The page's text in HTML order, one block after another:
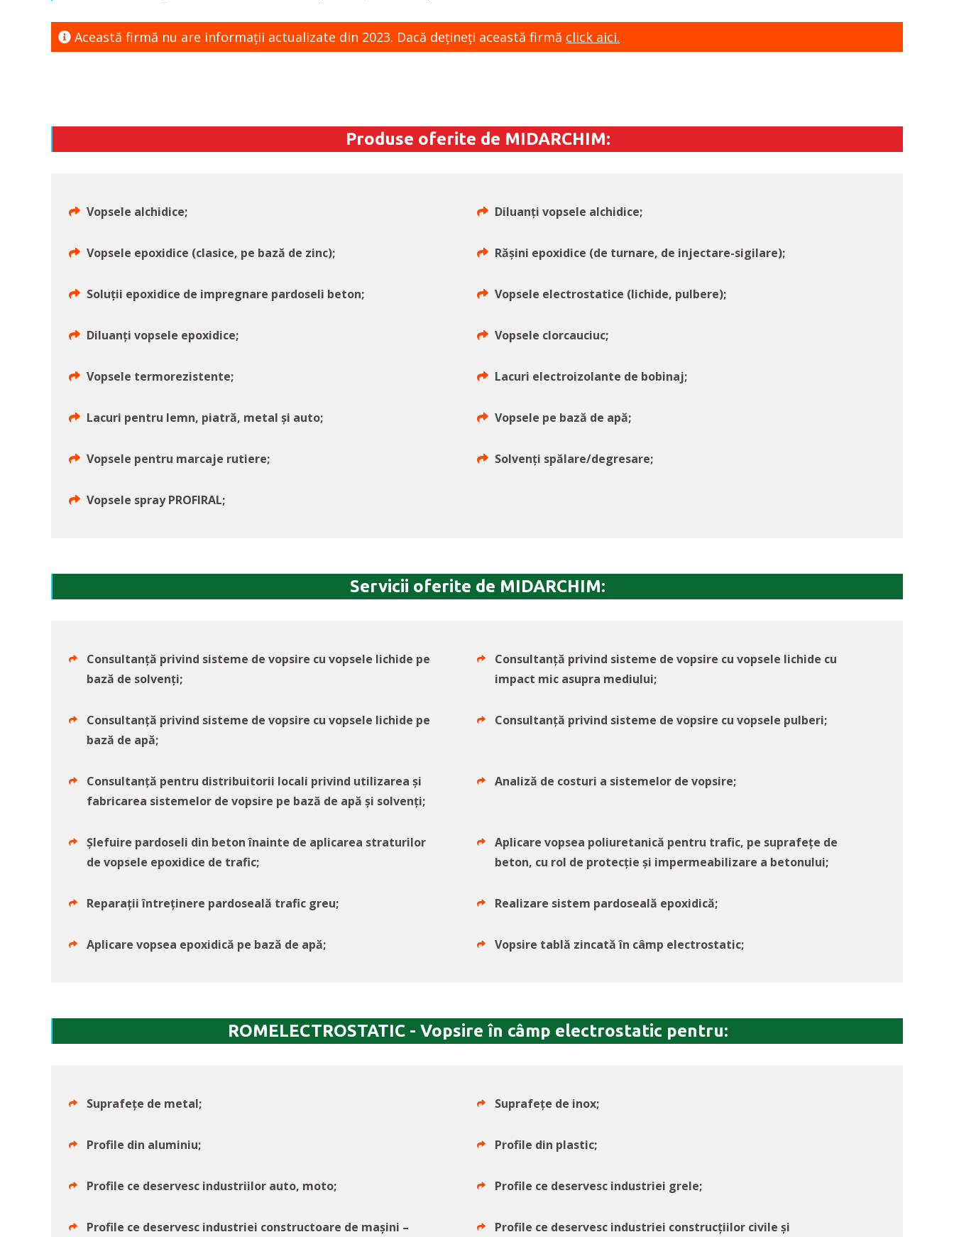
Această firmă nu are informaţii actualizate din 2023. Dacă dețineți această firmă click aici.
Produse oferite de MIDARCHIM:
Vopsele alchidice; Diluanți vopsele alchidice;
Vopsele epoxidice (clasice, pe bază de zinc); Rășini epoxidice (de turnare, de injectare-sigilare);
Soluții epoxidice de impregnare pardoseli beton; Vopsele electrostatice (lichide, pulbere);
Diluanți vopsele epoxidice; Vopsele clorcauciuc;
Vopsele termorezistente; Lacuri electroizolante de bobinaj;
Lacuri pentru lemn, piatră, metal și auto; Vopsele pe bază de apă;
Vopsele pentru marcaje rutiere; Solvenți spălare/degresare;
Vopsele spray PROFIRAL;
Servicii oferite de MIDARCHIM:
Consultanță privind sisteme de vopsire cu vopsele lichide pe
bază de solvenți;
Consultanță privind sisteme de vopsire cu vopsele lichide cu
impact mic asupra mediului;
Consultanță privind sisteme de vopsire cu vopsele lichide pe
bază de apă;
Consultanță privind sisteme de vopsire cu vopsele pulberi;
Consultanță pentru distribuitorii locali privind utilizarea și
fabricarea sistemelor de vopsire pe bază de apă și solvenți;
Analiză de costuri a sistemelor de vopsire;
Șlefuire pardoseli din beton înainte de aplicarea straturilor
de vopsele epoxidice de trafic;
Aplicare vopsea poliuretanică pentru trafic, pe suprafețe de
beton, cu rol de protecție și impermeabilizare a betonului;
Reparații întreținere pardoseală trafic greu; Realizare sistem pardoseală epoxidică;
Aplicare vopsea epoxidică pe bază de apă; Vopsire tablă zincată în câmp electrostatic;
ROMELECTROSTATIC - Vopsire în câmp electrostatic pentru:
Suprafețe de metal; Suprafețe de inox;
Profile din aluminiu; Profile din plastic;
Profile ce deservesc industriilor auto, moto; Profile ce deservesc industriei grele;
Profile ce deservesc industriei constructoare de mașini – Profile ce deservesc industriei construcțiilor civile și